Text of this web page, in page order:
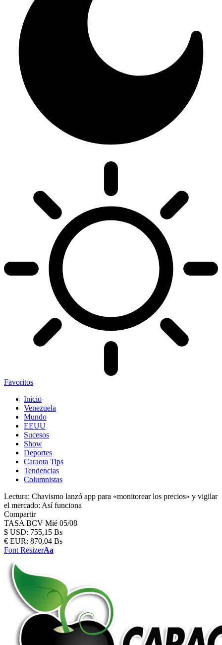
Favoritos
Inicio
Venezuela
Mundo
EEUU
Sucesos
Show
Deportes
Caraota Tips
Tendencias
Columnistas
Lectura: Chavismo lanzó app para «monitorear los precios» y vigilar
el mercado: Así funciona
Compartir
TASA BCV Mié 05/08
$ USD: 755,15 Bs
€ EUR: 870,04 Bs
Font ResizerAa